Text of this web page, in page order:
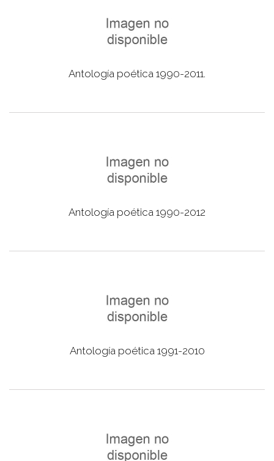
Antología poética 1990-2011.
Antología poética 1990-2012
Antología poética 1991-2010